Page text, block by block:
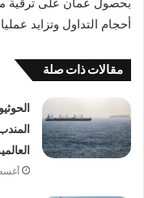
أحجام التداول وتزايد
مقالات ذات صلة
أغسطس